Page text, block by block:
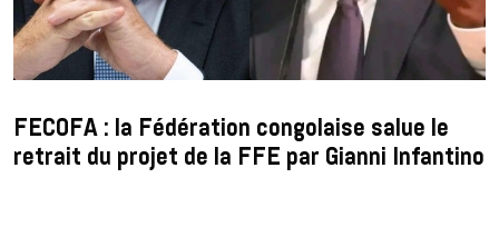
FECOFA : la Fédération congolaise salue le
retrait du projet de la FFE par Gianni Infantino